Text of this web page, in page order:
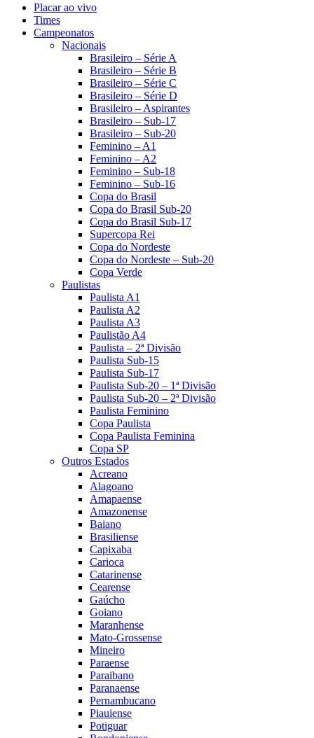
Placar ao vivo
Times
Campeonatos
Nacionais
Brasileiro – Série A
Brasileiro – Série B
Brasileiro – Série C
Brasileiro – Série D
Brasileiro – Aspirantes
Brasileiro – Sub-17
Brasileiro – Sub-20
Feminino – A1
Feminino – A2
Feminino – Sub-18
Feminino – Sub-16
Copa do Brasil
Copa do Brasil Sub-20
Copa do Brasil Sub-17
Supercopa Rei
Copa do Nordeste
Copa do Nordeste – Sub-20
Copa Verde
Paulistas
Paulista A1
Paulista A2
Paulista A3
Paulistão A4
Paulista – 2ª Divisão
Paulista Sub-15
Paulista Sub-17
Paulista Sub-20 – 1ª Divisão
Paulista Sub-20 – 2ª Divisão
Paulista Feminino
Copa Paulista
Copa Paulista Feminina
Copa SP
Outros Estados
Acreano
Alagoano
Amapaense
Amazonense
Baiano
Brasiliense
Capixaba
Carioca
Catarinense
Cearense
Gaúcho
Goiano
Maranhense
Mato-Grossense
Mineiro
Paraense
Paraibano
Paranaense
Pernambucano
Piauiense
Potiguar